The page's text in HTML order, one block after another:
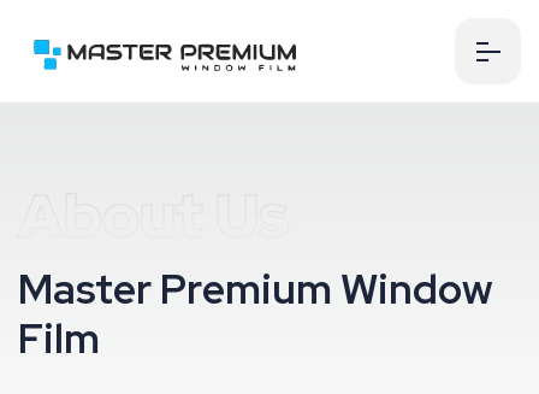
About Us
Master Premium Window
Film